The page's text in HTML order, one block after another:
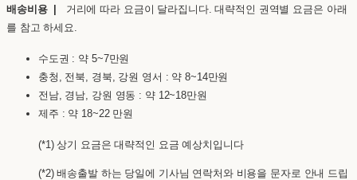
배송비용 | 거리에 따라 요금이 달라집니다. 대략적인 권역별 요금은 아래
를 참고 하세요.
수도권 : 약 5~7만원
충청, 전북, 경북, 강원 영서 : 약 8~14만원
전남, 경남, 강원 영동 : 약 12~18만원
제주 : 약 18~22 만원
(*1) 상기 요금은 대략적인 요금 예상치입니다
(*2) 배송출발 하는 당일에 기사님 연락처와 비용을 문자로 안내 드립